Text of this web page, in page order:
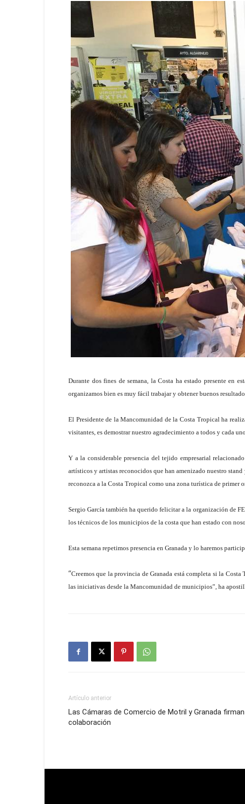
Durante dos fines de semana, la Costa ha estado presente en
organizamos bien es muy fácil trabajar y obtener buenos
El Presidente de la Mancomunidad de la Costa Tropical ha
visitantes, es demostrar nuestro agradecimiento a todos y cada
Y a la considerable presencia del tejido empresarial
artísticos y artistas reconocidos que han amenizado nuestro
reconozca a la Costa Tropical como una zona turística de primer
Sergio García también ha querido felicitar a la organización de
los técnicos de los municipios de la costa que han estado con
Esta semana repetimos presencia en Granada y lo haremos
“Creemos que la provincia de Granada está completa si la
las iniciativas desde la Mancomunidad de municipios”, ha
Artículo anterior
Las Cámaras de Comercio de Motril y Granada
colaboración